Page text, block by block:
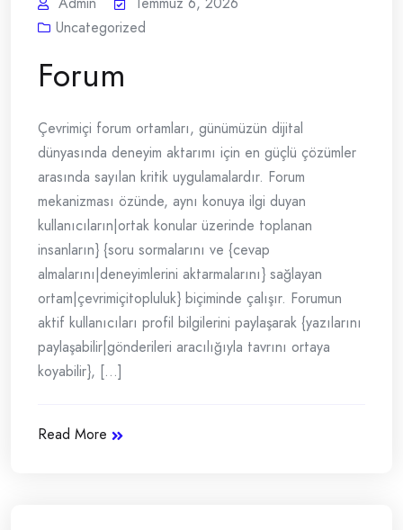
Uncategorized
Forum
Çevrimiçi forum ortamları, günümüzün dijital
dünyasında deneyim aktarımı için en güçlü çözümler
arasında sayılan kritik uygulamalardır. Forum
mekanizması özünde, aynı konuya ilgi duyan
kullanıcıların|ortak konular üzerinde toplanan
insanların} {soru sormalarını ve {cevap
almalarını|deneyimlerini aktarmalarını} sağlayan
ortam|çevrimiçitopluluk} biçiminde çalışır. Forumun
aktif kullanıcıları profil bilgilerini paylaşarak {yazılarını
paylaşabilir|gönderileri aracılığıyla tavrını ortaya
koyabilir}, [...]
Read More